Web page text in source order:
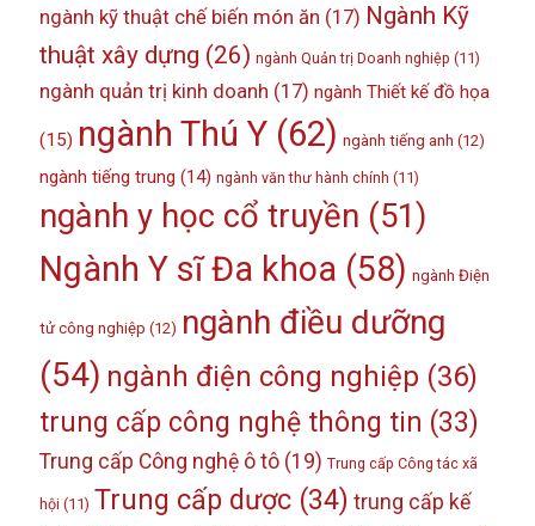
ngành kỹ thuật chế biến món ăn (17) Ngành Kỹ
thuật xây dựng (26) ngành Quản trị Doanh nghiệp (11)
ngành quản trị kinh doanh (17) ngành Thiết kế đồ họa
(15) ngành Thú Y(62) ngành tiếng anh (12)
ngành tiếng trung (14) ngành văn thư hành chính (11)
ngành y học cổ truyền (51)
Ngành Y sĩ Đa khoa (58) ngành Điện
tử công nghiệp (12) ngành điều dưỡng
(54) ngành điện công nghiệp (36)
trung cấp công nghệ thông tin (33)
Trung cấp Công nghệ ô tô(19) Trung cấp Công tác xã
hội (11) Trung cấp dược(34) trung cấp kế